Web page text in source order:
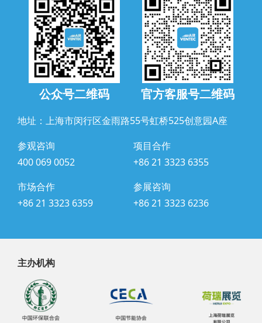
公众号二维码 官方客服号二维码
地址：上海市闵行区金雨路55号虹桥525创意园A座
参观咨询
400 069 0052
项目合作
+86 21 3323 6355
市场合作
+86 21 3323 6359
参展咨询
+86 21 3323 6236
主办机构